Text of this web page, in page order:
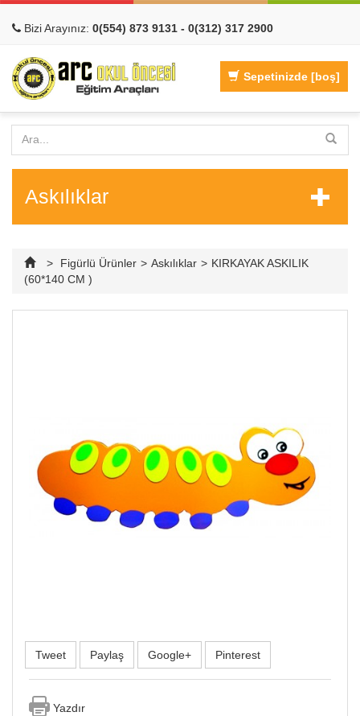
Bizi Arayınız: 0(554) 873 9131 - 0(312) 317 2900
Sepetinizde [boş]
Askılıklar
> Figürlü Ürünler > Askılıklar > KIRKAYAK ASKILIK
(60*140 CM )
Tweet Paylaş Google+ Pinterest
Yazdır